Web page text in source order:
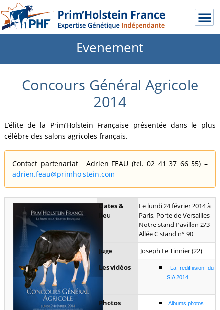
Evenement
Concours Général Agricole
2014
L’élite de la Prim’Holstein Française présentée dans le plus
célèbre des salons agricoles français.
Contact partenariat : Adrien FEAU (tel. 02 41 37 66 55) –
adrien.feau@primholstein.com
Dates &
lieu
Le lundi 24 février 2014 à
Paris, Porte de Versailles
Notre stand Pavillon 2/3
Allée C stand n° 90
Juge
Joseph Le Tinnier (22)
Les vidéos
La rediffusion du
SIA 2014
Photos Albums photos